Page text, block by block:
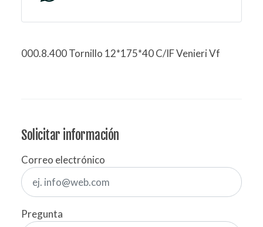
000.8.400 Tornillo 12*175*40 C/IF Venieri Vf
Solicitar información
Correo electrónico
Pregunta